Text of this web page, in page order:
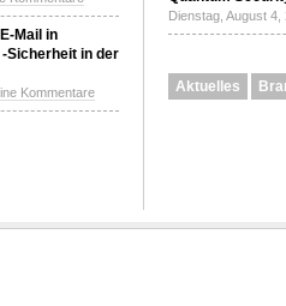
Mail in
Sicherheit in der
Kommentare
Dienstag, August
Aktuelles